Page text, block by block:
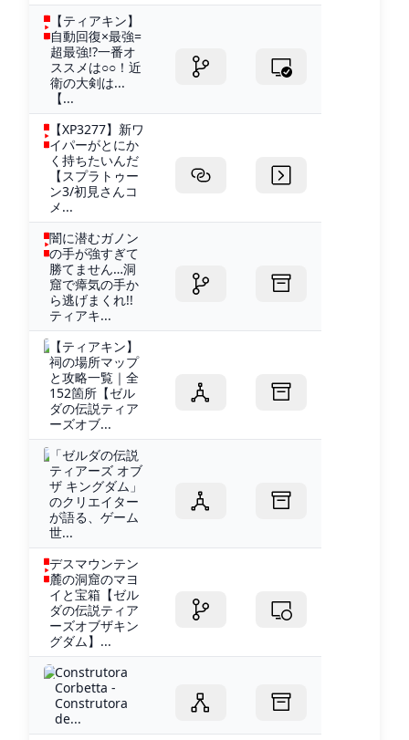
【ティアキン】
自動回復×最強=
超最強!?一番オ
ススメは○○！近
衛の大剣は...
【...
【XP3277】新ワ
イパーがとにか
く持ちたいんだ
【スプラトゥー
ン3/初見さんコ
メ...
闇に潜むガノン
の手が強すぎて
勝てません…洞
窟で瘴気の手か
ら逃げまくれ!!
ティアキ...
【ティアキン】
祠の場所マップ
と攻略一覧｜全
152箇所【ゼル
ダの伝説ティア
ーズオブ...
「ゼルダの伝説
ティアーズ オブ
ザ キングダム」
のクリエイター
が語る、ゲーム
世...
デスマウンテン
麓の洞窟のマヨ
イと宝箱【ゼル
ダの伝説ティア
ーズオブザキン
グダム】...
Construtora
Corbetta -
Construtora
de...